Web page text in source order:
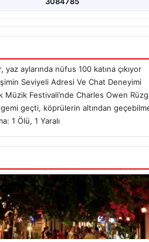
aylarında nüfus 100 katına çıkıyor
Seviyeli Adresi Ve Chat Deneyimi
Müzik Festivali’nde Charles Owen
gemi geçti, köprülerin altından
1 Ölü, 1 Yaralı